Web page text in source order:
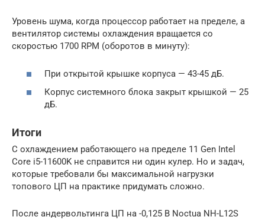
Уровень шума, когда процессор работает на пределе, а
вентилятор системы охлаждения вращается со
скоростью 1700 RPM (оборотов в минуту):
При открытой крышке корпуса — 43-45 дБ.
Корпус системного блока закрыт крышкой — 25
дБ.
Итоги
С охлаждением работающего на пределе 11 Gen Intel
Core i5-11600K не справится ни один кулер. Но и задач,
которые требовали бы максимальной нагрузки
топового ЦП на практике придумать сложно.
После андервольтинга ЦП на -0,125 В Noctua NH-L12S